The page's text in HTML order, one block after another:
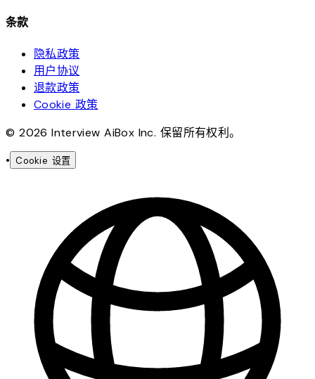
条款
隐私政策
用户协议
退款政策
Cookie 政策
© 2026 Interview AiBox Inc. 保留所有权利。
• Cookie 设置